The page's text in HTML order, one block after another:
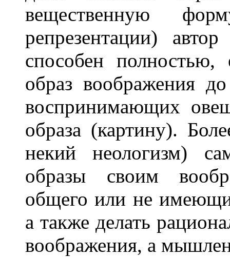
вещественную
репрезентации)
способен
образ воображения
воспринимающих
образа (картину).
некий неологизм)
образы своим
общего или не
а также делать
воображения, а